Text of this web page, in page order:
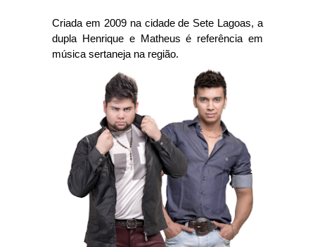
Criada em 2009 na cidade de Sete Lagoas, a
dupla Henrique e Matheus é referência em
música sertaneja na região.